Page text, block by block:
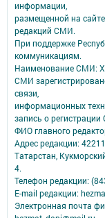
информации,
размещенной на
редакций СМИ.
При поддержке
коммуникациям.
Наименование СМИ:
СМИ
связи,
информационных
запись о
ФИО главного
Адрес редакции:
Татарстан,
4.
Телефон редакции:
E-mail редакции:
Электронная почта